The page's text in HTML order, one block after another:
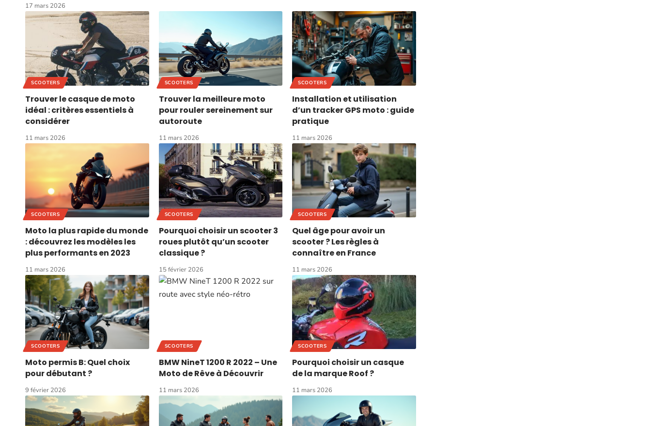
17 mars 2026
SCOOTERS
Trouver le casque de moto
idéal : critères essentiels à
considérer
11 mars 2026
SCOOTERS
Trouver la meilleure moto
pour rouler sereinement sur
autoroute
11 mars 2026
SCOOTERS
Installation et utilisation
d’un tracker GPS moto : guide
pratique
11 mars 2026
SCOOTERS
Moto la plus rapide du monde
: découvrez les modèles les
plus performants en 2023
11 mars 2026
SCOOTERS
Pourquoi choisir un scooter 3
roues plutôt qu’un scooter
classique ?
15 février 2026
SCOOTERS
Quel âge pour avoir un
scooter ? Les règles à
connaître en France
11 mars 2026
SCOOTERS
Moto permis B: Quel choix
pour débutant ?
9 février 2026
SCOOTERS
BMW NineT 1200 R 2022 – Une
Moto de Rêve à Découvrir
11 mars 2026
SCOOTERS
Pourquoi choisir un casque
de la marque Roof ?
11 mars 2026